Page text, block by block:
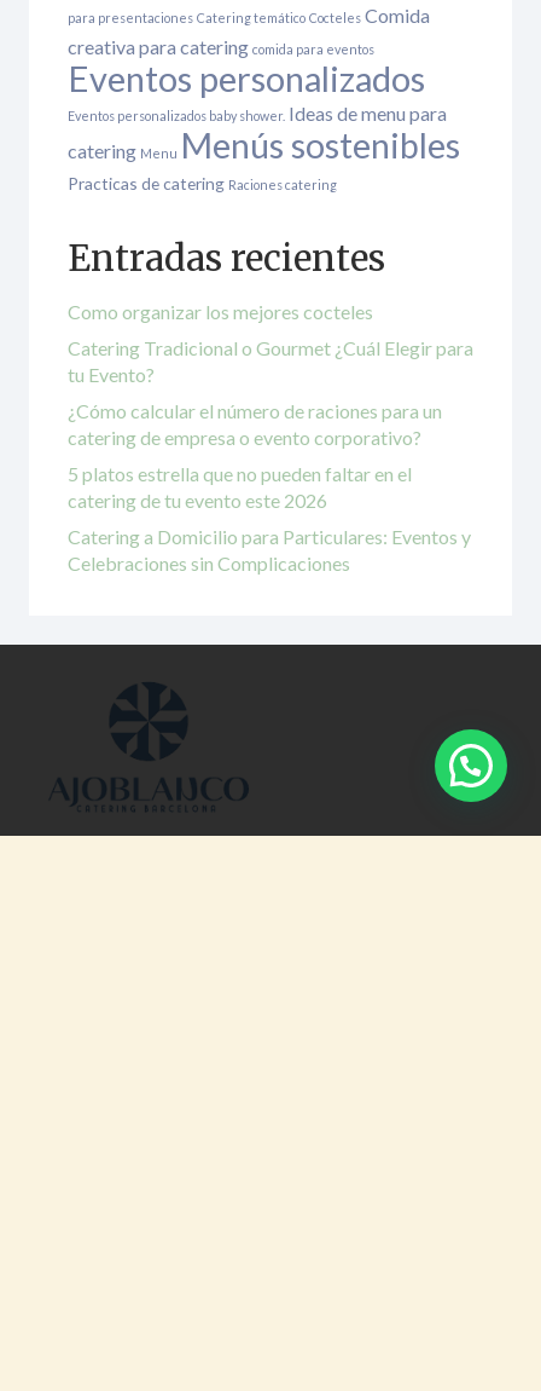
para presentaciones Catering temático Cocteles Comida
creativa para catering comida para eventos
Eventos personalizados
Eventos personalizados baby shower. Ideas de menu para
catering Menu Menús sostenibles
Practicas de catering Raciones catering
Entradas recientes
Como organizar los mejores cocteles
Catering Tradicional o Gourmet ¿Cuál Elegir para
tu Evento?
¿Cómo calcular el número de raciones para un
catering de empresa o evento corporativo?
5 platos estrella que no pueden faltar en el
catering de tu evento este 2026
Catering a Domicilio para Particulares: Eventos y
Celebraciones sin Complicaciones